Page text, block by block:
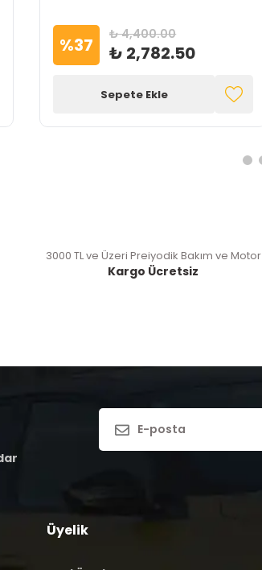
%37 ₺ 4,400.00
₺ 2,782.50
Sepete Ekle
3000 TL ve Üzeri Preiyodik Bakım ve Motor
Kargo Ücretsiz
Üyelik